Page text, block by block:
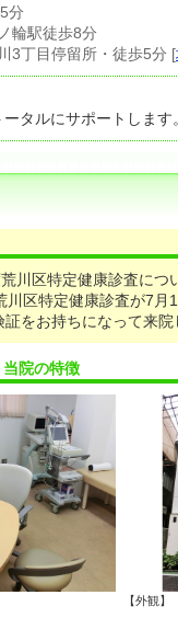
分
輪駅徒歩8分
3丁目停留所・徒歩5分 [
タルにサポートします。
川区特定健康診査につ
川区特定健康診査が7月
をお持ちになって来院
院の特徴
【外観】